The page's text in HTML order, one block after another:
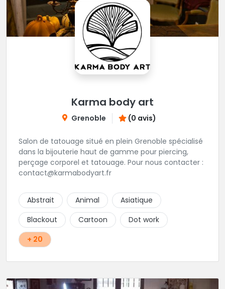
Karma body art
Grenoble (0 avis)
Salon de tatouage situé en plein Grenoble spécialisé
dans la bijouterie haut de gamme pour piercing,
perçage corporel et tatouage. Pour nous contacter :
contact@karmabodyart.fr
Abstrait Animal
Asiatique
Blackout
Cartoon
Dot work
+ 20